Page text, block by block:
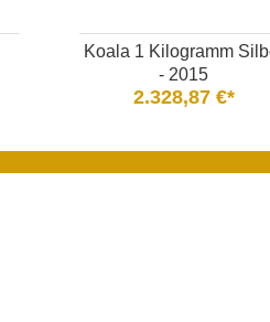
Koala 1 Kilogramm
- 2015
2.328,87 €*